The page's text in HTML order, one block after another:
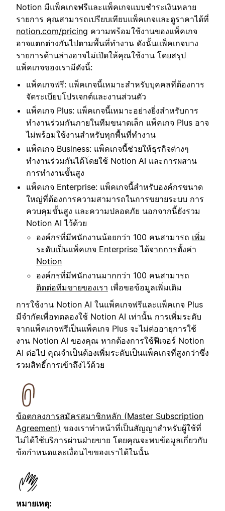
Notion มีแพ็คเกจฟรีและแพ็คเกจแบบชำระเงินหลาย
รายการ คุณสามารถเปรียบเทียบแพ็คเกจและดูราคาได้ที่
notion.com/pricing ความพร้อมใช้งานของแพ็คเกจ
อาจแตกต่างกันไปตามพื้นที่ทำงาน ดังนั้นแพ็คเกจบาง
รายการด้านล่างอาจไม่เปิดให้คุณใช้งาน โดยสรุป
แพ็คเกจของเรามีดังนี้:
แพ็คเกจฟรี: แพ็คเกจนี้เหมาะสำหรับบุคคลที่ต้องการ
จัดระเบียบโปรเจกต์และงานส่วนตัว
แพ็คเกจ Plus: แพ็คเกจนี้เหมาะอย่างยิ่งสำหรับการ
ทำงานร่วมกันภายในทีมขนาดเล็ก แพ็คเกจ Plus อาจ
ไม่พร้อมใช้งานสำหรับทุกพื้นที่ทำงาน
แพ็คเกจ Business: แพ็คเกจนี้ช่วยให้ธุรกิจต่างๆ
ทำงานร่วมกันได้โดยใช้ Notion AI และการผสาน
การทำงานขั้นสูง
แพ็คเกจ Enterprise: แพ็คเกจนี้สำหรับองค์กรขนาด
ใหญ่ที่ต้องการความสามารถในการขยายระบบ การ
ควบคุมขั้นสูง และความปลอดภัย นอกจากนี้ยังรวม
Notion AI ไว้ด้วย
องค์กรที่มีพนักงานน้อยกว่า 100 คนสามารถ เพิ่ม
ระดับเป็นแพ็คเกจ Enterprise ได้จากการตั้งค่า
Notion
องค์กรที่มีพนักงานมากกว่า 100 คนสามารถ
ติดต่อทีมขายของเรา เพื่อขอข้อมูลเพิ่มเติม
การใช้งาน Notion AI ในแพ็คเกจฟรีและแพ็คเกจ Plus
มีจำกัดเพื่อทดลองใช้ Notion AI เท่านั้น การเพิ่มระดับ
จากแพ็คเกจฟรีเป็นแพ็คเกจ Plus จะไม่ต่ออายุการใช้
งาน Notion AI ของคุณ หากต้องการใช้ฟีเจอร์ Notion
AI ต่อไป คุณจำเป็นต้องเพิ่มระดับเป็นแพ็คเกจที่สูงกว่าซึ่ง
รวมสิทธิ์การเข้าถึงไว้ด้วย
ข้อตกลงการสมัครสมาชิกหลัก (Master Subscription
Agreement) ของเราทำหน้าที่เป็นสัญญาสำหรับผู้ใช้ที่
ไม่ได้ใช้บริการผ่านฝ่ายขาย โดยคุณจะพบข้อมูลเกี่ยวกับ
ข้อกำหนดและเงื่อนไขของเราได้ในนั้น
หมายเหตุ: